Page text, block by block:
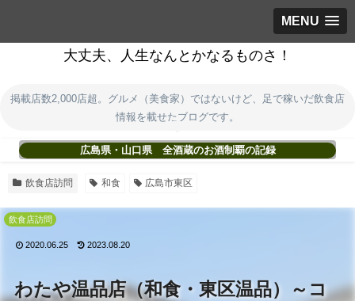
MENU
大丈夫、人生なんとかなるものさ！
掲載店数2,000店超。グルメ（美食家）ではないけど、足で稼いだ飲食店
情報を載せたブログです。
広島県・山口県 全酒蔵のお酒制覇の記録
飲食店訪問 和食 広島市東区
わたや温品店（和食・東区温品）～コ
飲食店訪問
2020.06.25 2023.08.20